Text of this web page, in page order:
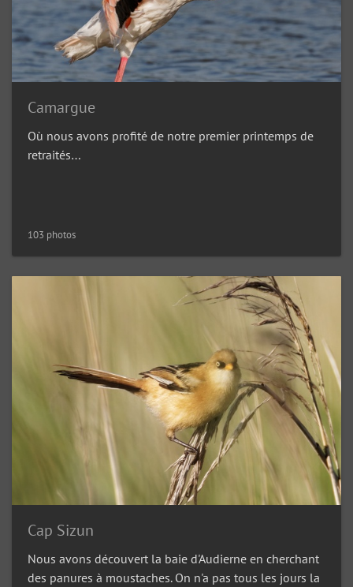
Camargue
Où nous avons profité de notre premier printemps de
retraités…
103 photos
Cap Sizun
Nous avons découvert la baie d'Audierne en cherchant
des panures à moustaches. On n'a pas tous les jours la